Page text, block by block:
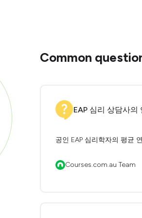
Common
EAP 심리 상담사의
공인 EAP 심리학자의 평균
Courses.com.au Team